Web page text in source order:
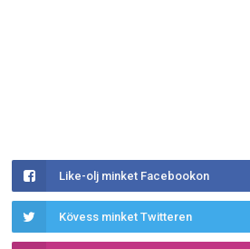
Like-olj minket Facebookon
Kövess minket Twitteren